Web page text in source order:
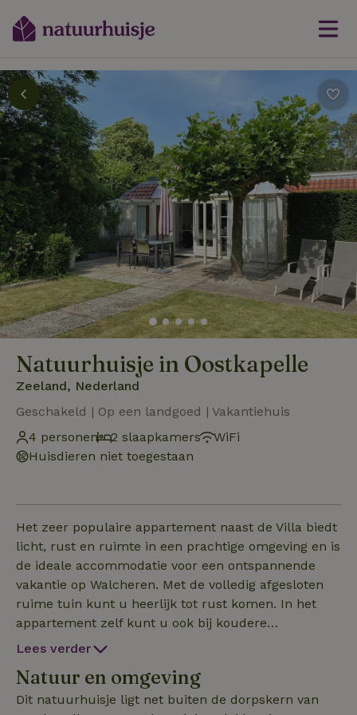
Natuurhuisje in Oostkapelle
Zeeland, Nederland
Geschakeld | Op een landgoed | Vakantiehuis
4 personen
2 slaapkamers
WiFi
Huisdieren niet toegestaan
Het zeer populaire appartement naast de Villa biedt
licht, rust en ruimte in een prachtige omgeving en is
de ideale accommodatie voor een ontspannende
vakantie op Walcheren. Met de volledig afgesloten
ruime tuin kunt u heerlijk tot rust komen. In het
appartement zelf kunt u ook bij koudere
temperaturen van de tuin genieten in de serre. Het
vier gasten, maar is ook zeer comfortabel voor twee.
Voor een extra babybedje is voldoende plaats. De
Lees verder
Natuur en omgeving
Dit natuurhuisje ligt net buiten de dorpskern van